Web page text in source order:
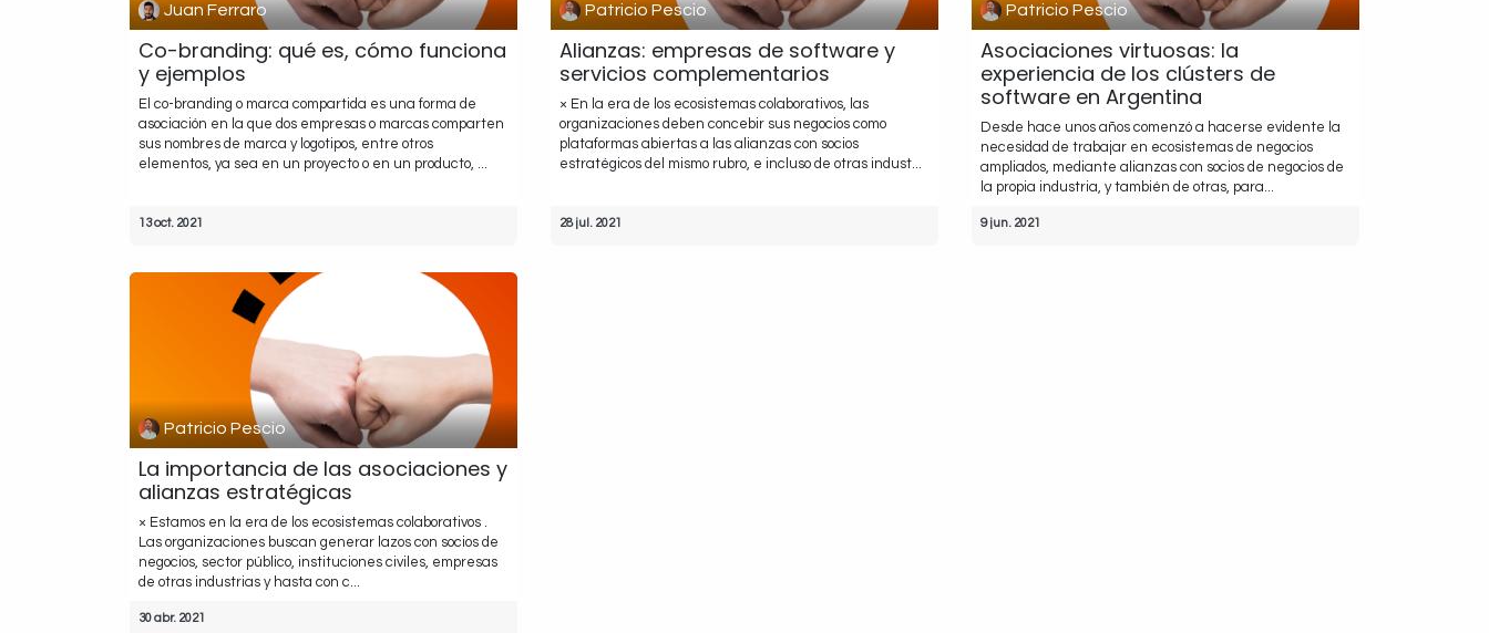
Juan Ferraro
Co-branding: qué es, cómo funciona
y ejemplos
El co-branding o marca compartida es una forma de
asociación en la que dos empresas o marcas comparten
sus nombres de marca y logotipos, entre otros
elementos, ya sea en un proyecto o en un producto, ...
13 oct. 2021
Patricio Pescio
Alianzas: empresas de software y
servicios complementarios
× En la era de los ecosistemas colaborativos, las
organizaciones deben concebir sus negocios como
plataformas abiertas a las alianzas con socios
estratégicos del mismo rubro, e incluso de otras indust...
28 jul. 2021
Patricio Pescio
Asociaciones virtuosas: la
experiencia de los clústers de
software en Argentina
Desde hace unos años comenzó a hacerse evidente la
necesidad de trabajar en ecosistemas de negocios
ampliados, mediante alianzas con socios de negocios de
la propia industria, y también de otras, para...
9 jun. 2021
Patricio Pescio
La importancia de las asociaciones y
alianzas estratégicas
× Estamos en la era de los ecosistemas colaborativos .
Las organizaciones buscan generar lazos con socios de
negocios, sector público, instituciones civiles, empresas
de otras industrias y hasta con c...
30 abr. 2021